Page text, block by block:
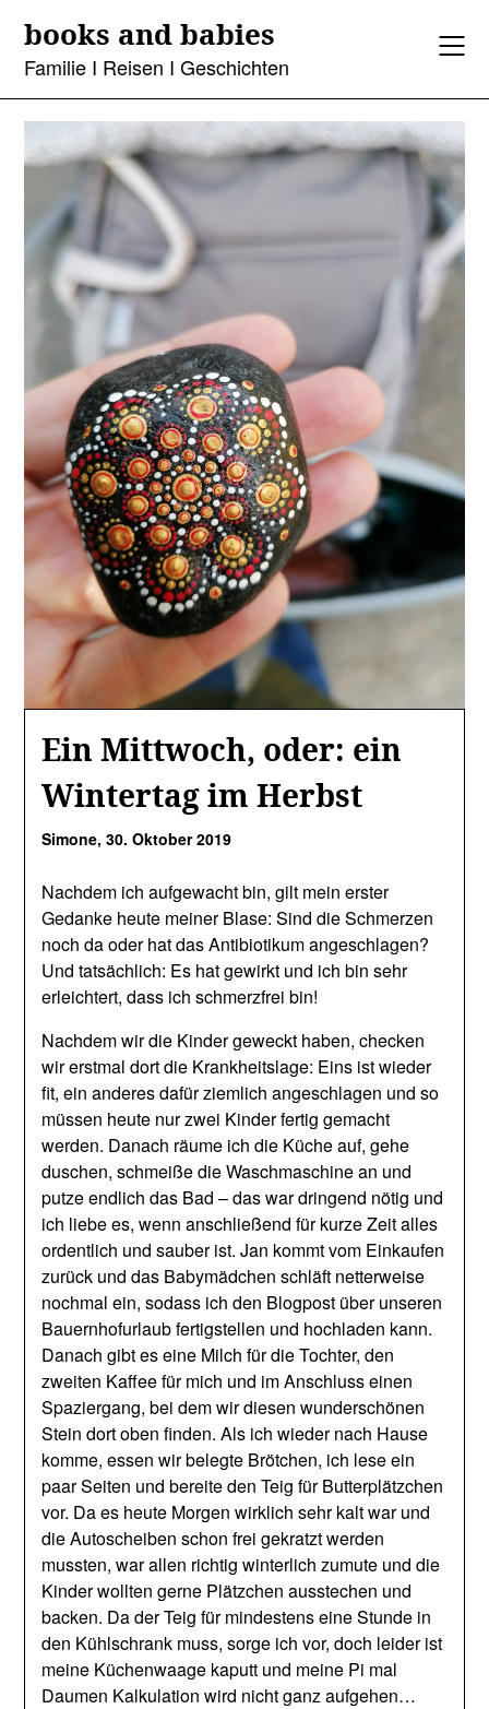
content
books and babies
Familie I Reisen I Geschichten
Ein Mittwoch, oder: ein
Wintertag im Herbst
Simone,30. Oktober 2019
Nachdem ich aufgewacht bin, gilt mein erster
Gedanke heute meiner Blase: Sind die Schmerzen
noch da oder hat das Antibiotikum angeschlagen?
Und tatsächlich: Es hat gewirkt und ich bin sehr
erleichtert, dass ich schmerzfrei bin!
Nachdem wir die Kinder geweckt haben, checken
wir erstmal dort die Krankheitslage: Eins ist wieder
fit, ein anderes dafür ziemlich angeschlagen und so
müssen heute nur zwei Kinder fertig gemacht
werden. Danach räume ich die Küche auf, gehe
duschen, schmeiße die Waschmaschine an und
putze endlich das Bad – das war dringend nötig und
ich liebe es, wenn anschließend für kurze Zeit alles
ordentlich und sauber ist. Jan kommt vom Einkaufen
zurück und das Babymädchen schläft netterweise
nochmal ein, sodass ich den Blogpost über unseren
Bauernhofurlaub fertigstellen und hochladen kann.
Danach gibt es eine Milch für die Tochter, den
zweiten Kaffee für mich und im Anschluss einen
Spaziergang, bei dem wir diesen wunderschönen
Stein dort oben finden. Als ich wieder nach Hause
komme, essen wir belegte Brötchen, ich lese ein
paar Seiten und bereite den Teig für Butterplätzchen
vor. Da es heute Morgen wirklich sehr kalt war und
die Autoscheiben schon frei gekratzt werden
mussten, war allen richtig winterlich zumute und die
Kinder wollten gerne Plätzchen ausstechen und
backen. Da der Teig für mindestens eine Stunde in
den Kühlschrank muss, sorge ich vor, doch leider ist
meine Küchenwaage kaputt und meine Pi mal
Daumen Kalkulation wird nicht ganz aufgehen…